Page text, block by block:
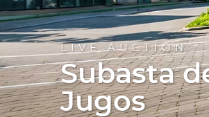
LIVE AUCTION
Subasta
Jugos